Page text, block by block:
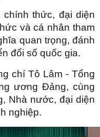
thức, đại diện
và cá nhân tham
quan trọng, đánh
đổi số quốc gia.
chí Tô Lâm - Tổng
ương Đảng, cùng
Nhà nước, đại diện
nghiệp.